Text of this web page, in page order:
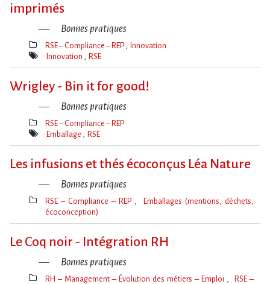
imprimés
Bonnes pratiques
Thèmes(s)
RSE – Compliance – REP Innovation
Mot(s)-
Innovation RSE
Wrigley - Bin it for good!
Bonnes pratiques
Thèmes(s)
RSE – Compliance – REP
Mot(s)-
Emballage RSE
Les infusions et thés écoconçus Léa Nature
Bonnes pratiques
Thèmes(s)
RSE – Compliance – REP
Emballages (mentions, déchets,
écoconception)
Le Coq noir - Intégration RH
Bonnes pratiques
RH – Management – Évolution des métiers – Emploi
RSE –